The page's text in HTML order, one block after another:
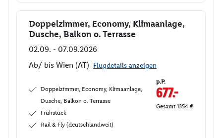
Buchen
Doppelzimmer, Economy, Klimaanlage,
Dusche, Balkon o. Terrasse
02.09. - 07.09.2026
Ab/ bis Wien (AT) Flugdetails anzeigen
Doppelzimmer, Economy, Klimaanlage,
Dusche, Balkon o. Terrasse
Frühstück
Rail & Fly (deutschlandweit)
p.P.
677.-
Gesamt 1354 €